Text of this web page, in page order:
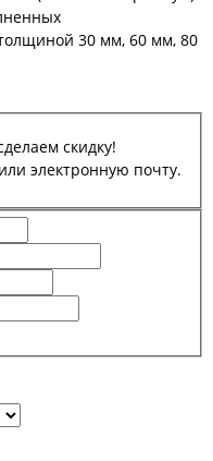
30 мм, 60 мм, 80
скидку!
электронную почту.